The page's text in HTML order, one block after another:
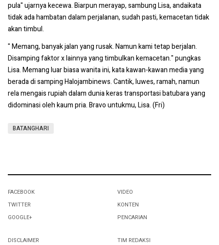
pula" ujarnya kecewa. Biarpun merayap, sambung Lisa, andaikata
tidak ada hambatan dalam perjalanan, sudah pasti, kemacetan tidak
akan timbul.
" Memang, banyak jalan yang rusak. Namun kami tetap berjalan.
Disamping faktor x lainnya yang timbulkan kemacetan." pungkas
Lisa. Memang luar biasa wanita ini, kata kawan-kawan media yang
berada di samping Halojambinews. Cantik, luwes, ramah, namun
rela mengais rupiah dalam dunia keras transportasi batubara yang
didominasi oleh kaum pria. Bravo untukmu, Lisa. (Fri)
BATANGHARI
FACEBOOK
TWITTER
GOOGLE+
VIDEO
KONTEN
PENCARIAN
DISCLAIMER
TIM REDAKSI